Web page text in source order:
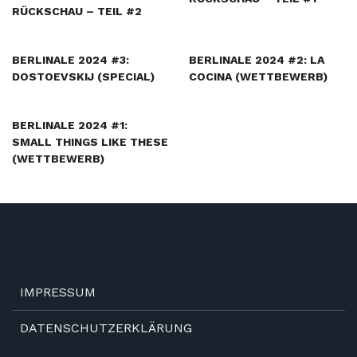
RÜCKSCHAU – TEIL #2
BERLINALE 2024 #3:
DOSTOEVSKIJ (SPECIAL)
BERLINALE 2024 #2: LA
COCINA (WETTBEWERB)
BERLINALE 2024 #1:
SMALL THINGS LIKE THESE
(WETTBEWERB)
IMPRESSUM
DATENSCHUTZERKLÄRUNG